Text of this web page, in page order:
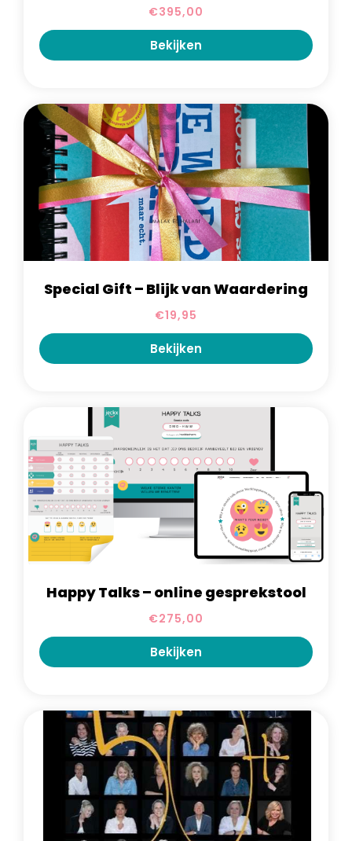
€395,00
Bekijken
Special Gift – Blijk van Waardering
€19,95
Bekijken
Happy Talks – online gesprekstool
€275,00
Bekijken